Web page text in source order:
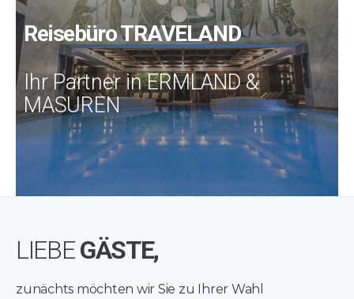
Reisebüro TRAVELAND
Ihr Partner in ERMLAND &
MASUREN
LIEBEGÄSTE,
zunächts möchten wir Sie zu Ihrer Wahl